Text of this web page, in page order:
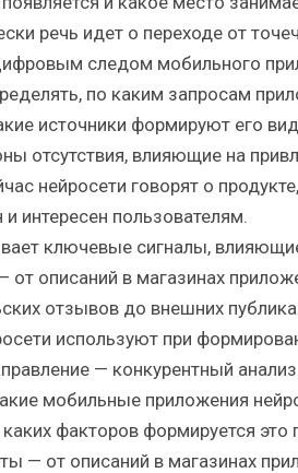
речь идет о переходе от
следом мобильного
по каким запросам
источники формируют его
отсутствия, влияющие на
нейросети говорят о
и интересен пользователям.
ключевые сигналы,
от описаний в магазинах
отзывов до внешних
используют при
— конкурентный
мобильные приложения
факторов формируется это
— от описаний в магазинах